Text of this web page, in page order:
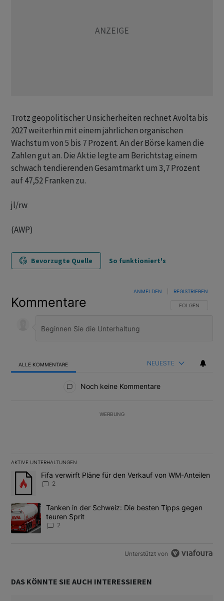
Trotz geopolitischer Unsicherheiten rechnet Avolta bis
2027 weiterhin mit einem jährlichen organischen
Wachstum von 5 bis 7 Prozent. An der Börse kamen die
Zahlen gut an. Die Aktie legte am Berichtstag einem
schwach tendierenden Gesamtmarkt um 3,7 Prozent
auf 47,52 Franken zu.
jl/rw
(AWP)
Bevorzugte Quelle So funktioniert's
Kommentare FOLGE DIESER
FOLGEN
ANMELDEN REGISTRIEREN
ALLE KOMMENTARE NEUESTE
Noch keine Kommentare
WERBUNG
AKTIVE UNTERHALTUNGEN
Das Folgende ist eine Liste der am meisten kommentierten
Ein Trendartikel mit dem Titel "Fifa verwirft Pläne für den
Fifa verwirft Pläne für den Verkauf von WM-Anteilen
2
Ein Trendartikel mit dem Titel "Tanken in der Schweiz: Die
Tanken in der Schweiz: Die besten Tipps gegen
teuren Sprit
2
Unterstützt von
DAS KÖNNTE SIE AUCH INTERESSIEREN